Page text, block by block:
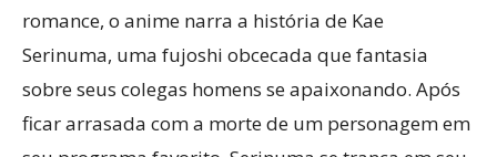
romance, o anime narra a história de Kae
Serinuma, uma fujoshi obcecada que fantasia
sobre seus colegas homens se apaixonando. Após
ficar arrasada com a morte de um personagem em